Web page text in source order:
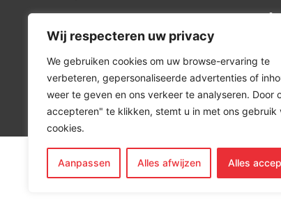
Wij respecteren uw privacy
We gebruiken cookies om uw browse-ervaring te
verbeteren, gepersonaliseerde advertenties of
weer te geven en ons verkeer te analyseren. Door
accepteren" te klikken, stemt u in met ons gebruik
cookies.
Aanpassen Alles afwijzen Alles
BTW: NL001915997B81